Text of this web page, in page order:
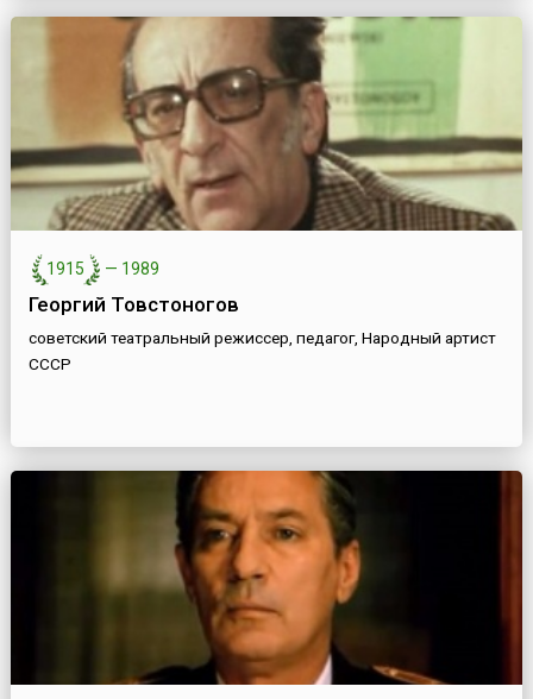
1915 — 1989
Георгий Товстоногов
советский театральный режиссер, педагог, Народный артист
СССР